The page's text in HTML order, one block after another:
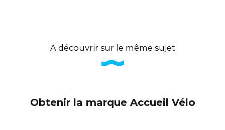
A découvrir sur le même sujet
Obtenir la marque Accueil Vélo